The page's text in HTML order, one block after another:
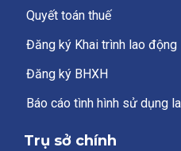
Quyết toán thuế
Đăng ký Khai trình lao động
Đăng ký BHXH
Báo cáo tình hình sử dụng
Trụ sở chính